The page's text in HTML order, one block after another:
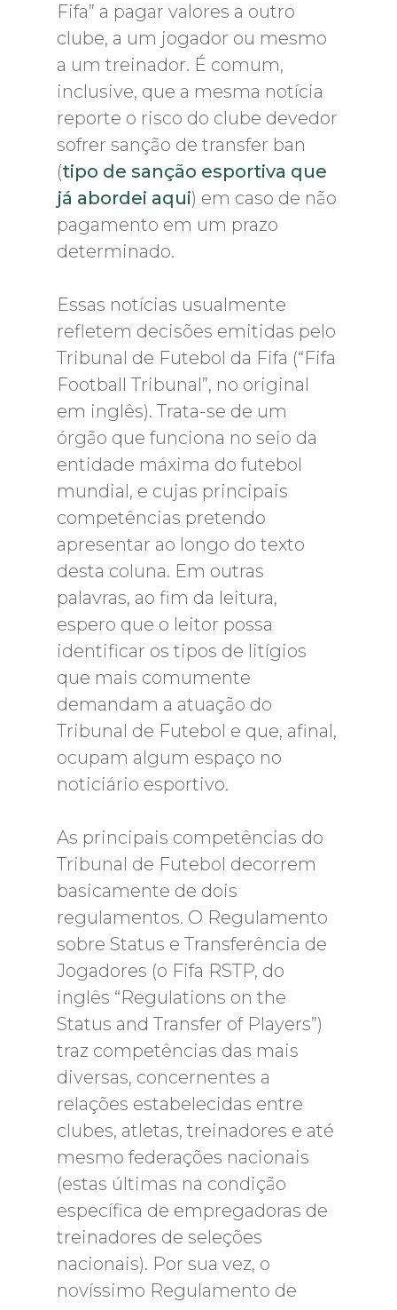
Fifa” a pagar valores a outro
clube, a um jogador ou mesmo
a um treinador. É comum,
inclusive, que a mesma notícia
reporte o risco do clube devedor
sofrer sanção de transfer ban
(tipo de sanção esportiva que
já abordei aqui) em caso de não
pagamento em um prazo
determinado.
Essas notícias usualmente
refletem decisões emitidas pelo
Tribunal de Futebol da Fifa (“Fifa
Football Tribunal”, no original
em inglês). Trata-se de um
órgão que funciona no seio da
entidade máxima do futebol
mundial, e cujas principais
competências pretendo
apresentar ao longo do texto
desta coluna. Em outras
palavras, ao fim da leitura,
espero que o leitor possa
identificar os tipos de litígios
que mais comumente
demandam a atuação do
Tribunal de Futebol e que, afinal,
ocupam algum espaço no
noticiário esportivo.
As principais competências do
Tribunal de Futebol decorrem
basicamente de dois
regulamentos. O Regulamento
sobre Status e Transferência de
Jogadores (o Fifa RSTP, do
inglês “Regulations on the
Status and Transfer of Players”)
traz competências das mais
diversas, concernentes a
relações estabelecidas entre
clubes, atletas, treinadores e até
mesmo federações nacionais
(estas últimas na condição
específica de empregadoras de
treinadores de seleções
nacionais). Por sua vez, o
novíssimo Regulamento de